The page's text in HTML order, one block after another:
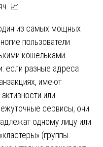
📈
из самых мощных
пользователи
кошельками.
если разные адреса
имеют
или
сервисы, они
одному лицу или
(группы